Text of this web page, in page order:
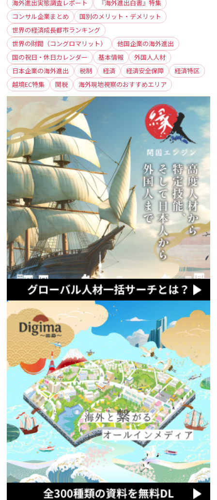
海外進出実態調査レポート
『海外進出白書』特集
コンサル企業まとめ
国別のメリット・デメリット
世界の経済成長都市ランキング
世界の財閥（コングロマリット）
他国企業の海外進出
国の祝日・休日カレンダー
基本情報
外国人人材
日本企業の海外進出
税制 経済 経済安全保障
経済特区
越境EC特集
関税 海外現地視察のおすすめエリア